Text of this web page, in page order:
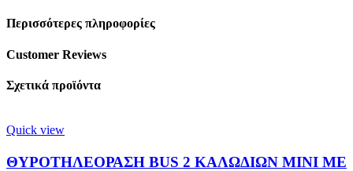
Περισσότερες πληροφορίες
Customer Reviews
Σχετικά προϊόντα
Quick view
ΘΥΡΟΤΗΛΕΟΡΑΣΗ BUS 2 ΚΑΛΩΔΙΩΝ MINI ΜΕ